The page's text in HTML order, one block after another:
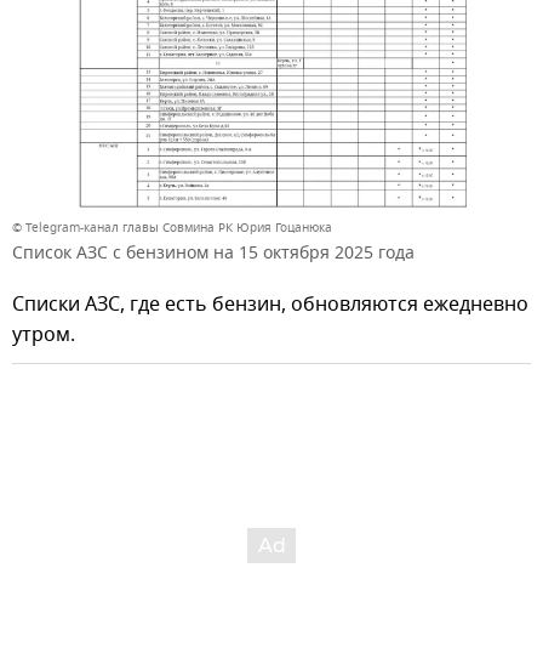
© Telegram-канал главы Совмина РК Юрия Гоцанюка
Список АЗС с бензином на 15 октября 2025 года
Списки АЗС, где есть бензин, обновляются ежедневно
утром.